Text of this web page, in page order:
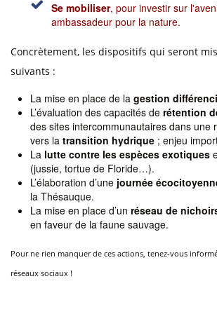
Se mobiliser, pour investir sur
ambassadeur pour la nature.
Concrètement, les dispositifs qui seront
suivants :
La mise en place de la gestion
L’évaluation des capacités de rétention
des sites intercommunautaires dans une
vers la transition hydrique ; enjeu
La lutte contre les espèces exotiques
(jussie, tortue de Floride…).
L’élaboration d’une journée
la Thésauque.
La mise en place d’un réseau de
en faveur de la faune sauvage.
Pour ne rien manquer de ces actions, tenez-vous
réseaux sociaux !